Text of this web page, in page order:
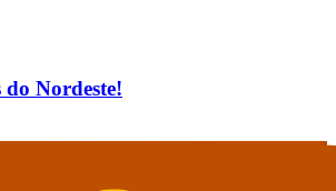
do Nordeste!